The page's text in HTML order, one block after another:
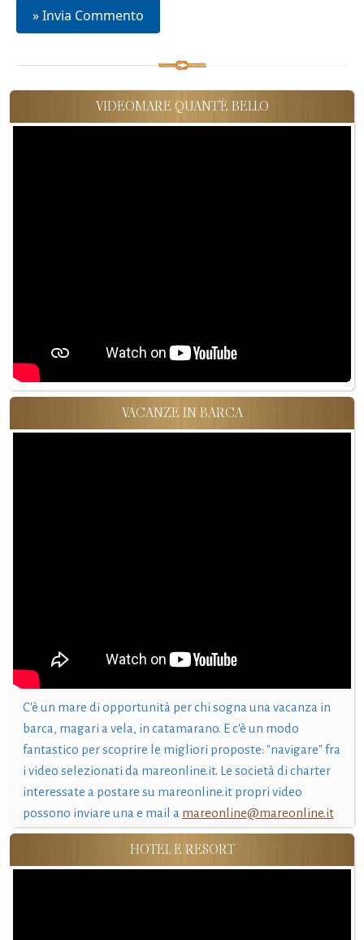
VIDEOMARE QUANT'È BELLO
VACANZE IN BARCA
C'è un mare di opportunità per chi sogna una vacanza in
barca, magari a vela, in catamarano. E c'è un modo
fantastico per scoprire le migliori proposte: "navigare" fra
i video selezionati da mareonline.it. Le società di charter
interessate a postare su mareonline.it propri video
possono inviare una e mail a mareonline@mareonline.it
HOTEL E RESORT